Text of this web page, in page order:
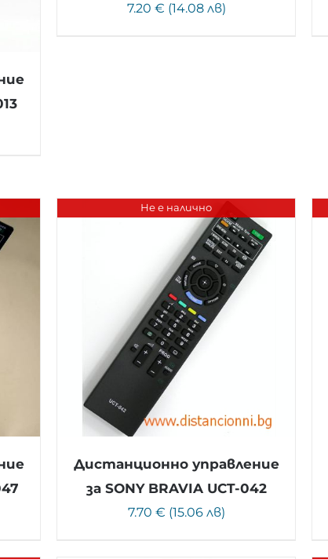
7.20 € (14.08 лв)
Не е налично
Дистанционно управление
за SONY BRAVIA UCT-042
7.70 € (15.06 лв)